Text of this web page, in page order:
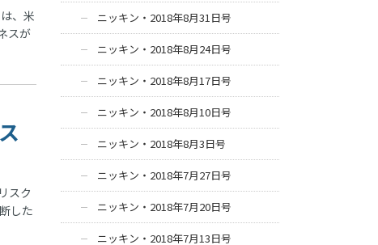
、米
スが
スク
した
ニッキン・2018年8月31日号
ニッキン・2018年8月24日号
ニッキン・2018年8月17日号
ニッキン・2018年8月10日号
ニッキン・2018年8月3日号
ニッキン・2018年7月27日号
ニッキン・2018年7月20日号
ニッキン・2018年7月13日号